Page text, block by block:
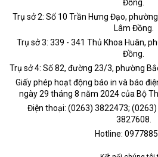
Đồng.
Trụ sở 2: Số 10 Trần Hưng Đạo,
Lâm Đồng.
Trụ sở 3: 339 - 341 Thủ Khoa Huân,
Đồng.
Trụ sở 4: Số 82, đường 23/3, phường
Giấy phép hoạt động báo in và báo
ngày 29 tháng 8 năm 2024 của Bộ
Điện thoại: (0263) 3822473;
3827608.
Hotline: